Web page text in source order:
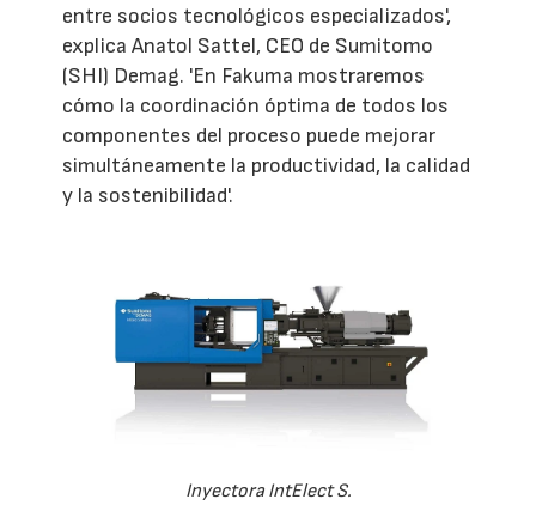
entre socios tecnológicos especializados',
explica Anatol Sattel, CEO de Sumitomo
(SHI) Demag. 'En Fakuma mostraremos
cómo la coordinación óptima de todos los
componentes del proceso puede mejorar
simultáneamente la productividad, la calidad
y la sostenibilidad'.
Inyectora IntElect S.